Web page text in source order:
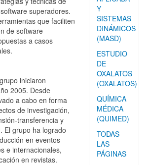
Y
SISTEMAS
DINÁMICOS
(MASD)
ESTUDIO
DE
OXALATOS
(OXALATOS)
QUÍMICA
MÉDICA
(QUIMED)
TODAS
LAS
PÁGINAS
superadores.
que faciliten
de software
a casos
iniciaron
2005. Desde
a cabo en forma
de investigación,
transferencia y
El grupo ha logrado
en eventos
e internacionales,
en revistas.